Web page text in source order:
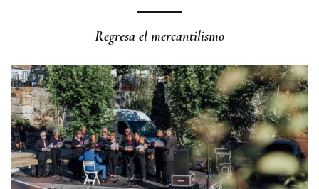
fútbol infantil de A Milagrosa?
Regresa el mercantilismo